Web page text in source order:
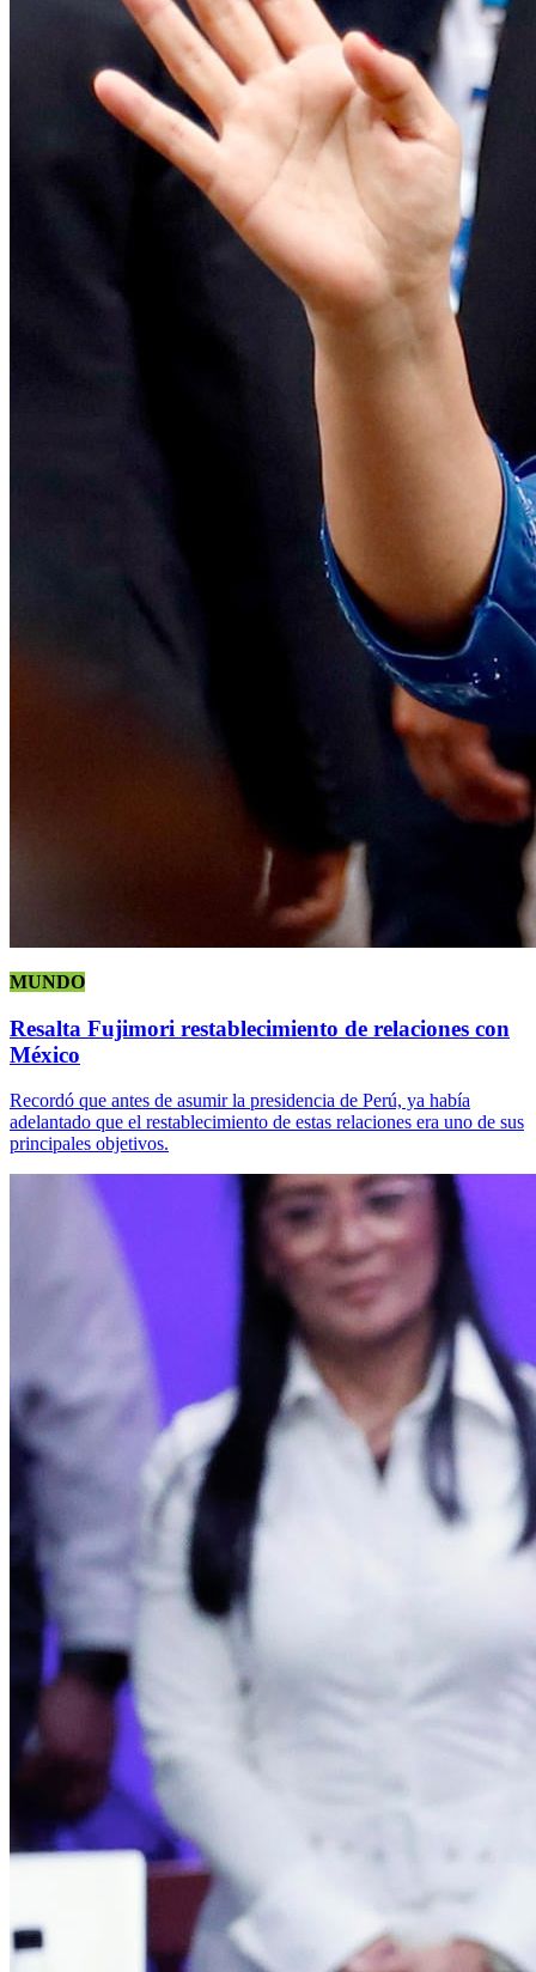
MUNDO
Resalta Fujimori restablecimiento de relaciones con
México
Recordó que antes de asumir la presidencia de Perú, ya había
adelantado que el restablecimiento de estas relaciones era uno de sus
principales objetivos.